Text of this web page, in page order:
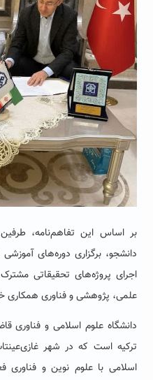
بر اساس این تفاهم‌نامه،
دانشجو، برگزاری دوره‌های
اجرای پروژه‌های تحقیقاتی
علمی، پژوهشی و فناوری همکاری
دانشگاه علوم اسلامی و فناوری
ترکیه است که در شهر